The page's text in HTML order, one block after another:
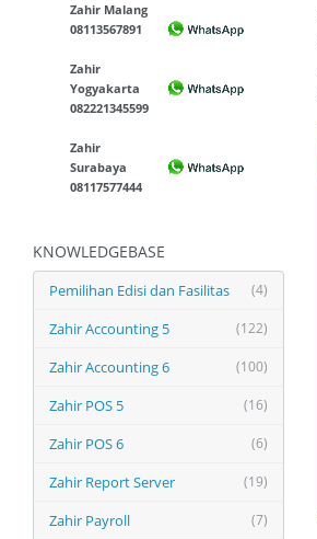
Zahir Malang
08113567891
Zahir
Yogyakarta
082221345599
Zahir
Surabaya
08117577444
KNOWLEDGEBASE
(4)
Pemilihan Edisi dan Fasilitas
(122)
Zahir Accounting 5
(100)
Zahir Accounting 6
(16)
Zahir POS 5
(6)
Zahir POS 6
(19)
Zahir Report Server
(7)
Zahir Payroll